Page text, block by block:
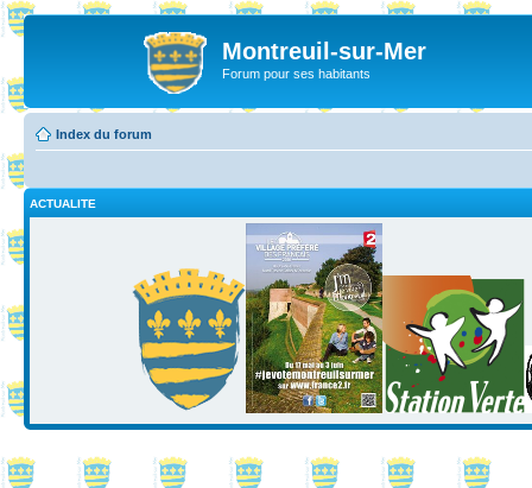
Montreuil-sur-Mer
Forum pour ses habitants
Index du forum
ACTUALITE